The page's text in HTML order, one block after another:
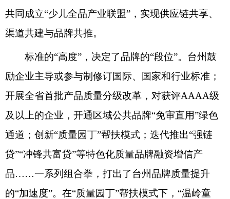
共同成立“少儿全品产业联盟”，实现供应链共享、
渠道共建与品牌共推。
标准的“高度”，决定了品牌的“段位”。台州鼓
励企业主导或参与制修订国际、国家和行业标准；
开展全省首批产品质量分级改革，对获评AAAA级
及以上的企业，开通区域公共品牌“免审直用”绿色
通道；创新“质量园丁”帮扶模式；迭代推出“强链
贷”“冲锋共富贷”等特色化质量品牌融资增信产
品……一系列组合拳，打出了台州品牌质量提升
的“加速度”。在“质量园丁”帮扶模式下，“温岭童